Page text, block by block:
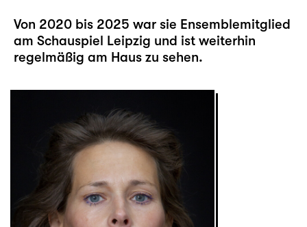
Von 2020 bis 2025 war sie Ensemblemitglied
am Schauspiel Leipzig und ist weiterhin
regelmäßig am Haus zu sehen.